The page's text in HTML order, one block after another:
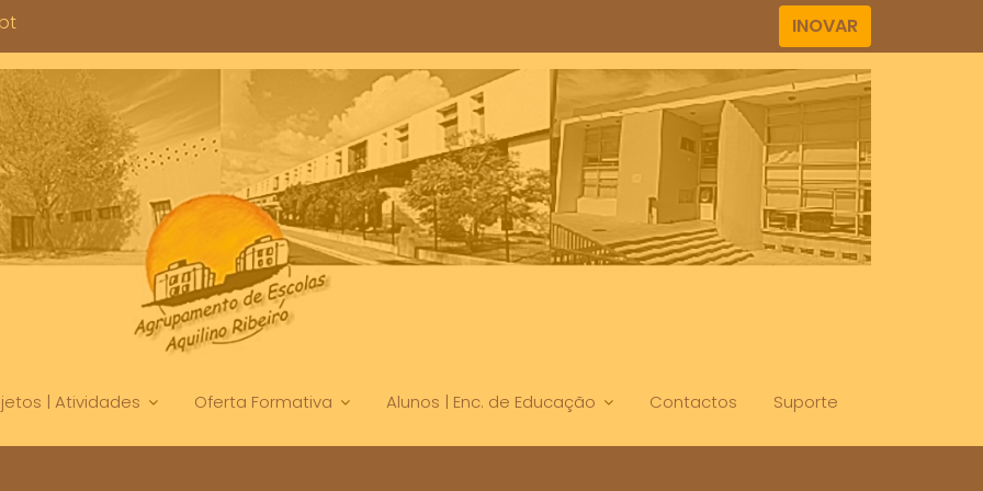
INOVAR
| Atividades Oferta Formativa Alunos | Enc. de Educação Contactos Suporte